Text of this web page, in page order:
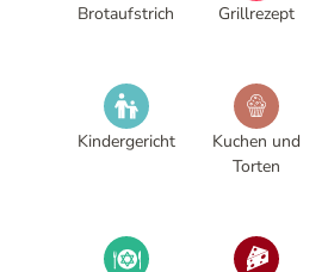
Brotaufstrich Grillrezept
Kindergericht
Kuchen und
Torten